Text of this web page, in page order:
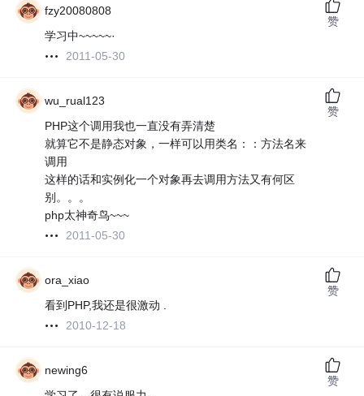
fzy20080808
学习中~~~~~·
2011-05-30
赞
wu_rual123
PHP这个调用我也一直没有弄清楚
就算它不是静态对象，一样可以用类名：：方法名来
调用
这样的话和实例化一个对象再去调用方法又有何区
别。。。
php太神奇鸟~~~
2011-05-30
赞
ora_xiao
看到PHP,我还是很激动 .
2010-12-18
赞
newing6
赞